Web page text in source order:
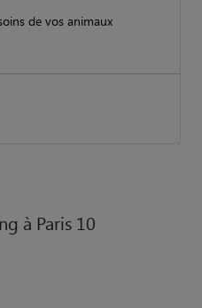
de vos animaux
à Paris 10